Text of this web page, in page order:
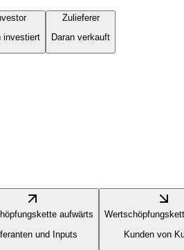
investiert
Zulieferer
Daran verkauft
aufwärts
und Inputs
Kunden von